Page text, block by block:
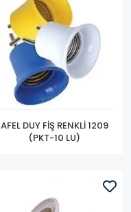
AFEL DUY FİŞ RENKLİ 1209
(PKT-10 LU)